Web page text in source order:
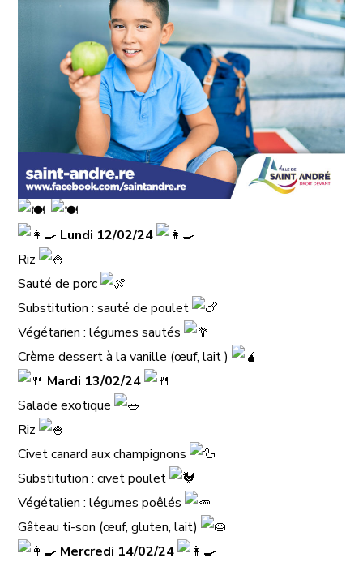
Lundi 12/02/24
Riz
Sauté de porc
Substitution : sauté de poulet
Végétarien : légumes sautés
Crème dessert à la vanille (œuf, lait ) ​
Mardi 13/02/24
Salade exotique
Riz
Civet canard aux champignons
Substitution : civet poulet
Végétalien : légumes poêlés
Gâteau ti-son (œuf, gluten, lait)
Mercredi 14/02/24